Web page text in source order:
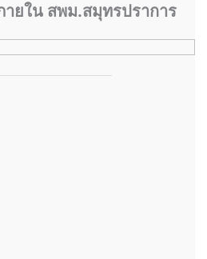
ยใน สพม.สมุทรปราการ